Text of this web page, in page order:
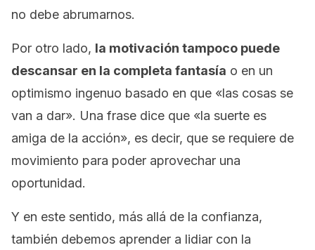
no debe abrumarnos.
Por otro lado, la motivación tampoco puede
descansar en la completa fantasía o en un
optimismo ingenuo basado en que «las cosas se
van a dar». Una frase dice que «la suerte es
amiga de la acción», es decir, que se requiere de
movimiento para poder aprovechar una
oportunidad.
Y en este sentido, más allá de la confianza,
también debemos aprender a lidiar con la